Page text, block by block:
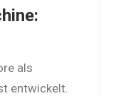
als
entwickelt.